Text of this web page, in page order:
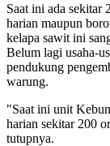
Saat ini ada sekitar
harian maupun
kelapa sawit ini
Belum lagi usaha-
pendukung
warung.
"Saat ini unit
harian sekitar 200
tutupnya.